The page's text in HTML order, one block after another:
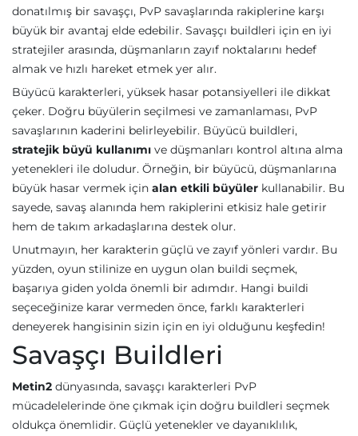
donatılmış bir savaşçı, PvP savaşlarında rakiplerine karşı
büyük bir avantaj elde edebilir. Savaşçı buildleri için en iyi
stratejiler arasında, düşmanların zayıf noktalarını hedef
almak ve hızlı hareket etmek yer alır.
Büyücü karakterleri, yüksek hasar potansiyelleri ile dikkat
çeker. Doğru büyülerin seçilmesi ve zamanlaması, PvP
savaşlarının kaderini belirleyebilir. Büyücü buildleri,
stratejik büyü kullanımı ve düşmanları kontrol altına alma
yetenekleri ile doludur. Örneğin, bir büyücü, düşmanlarına
büyük hasar vermek için alan etkili büyüler kullanabilir. Bu
sayede, savaş alanında hem rakiplerini etkisiz hale getirir
hem de takım arkadaşlarına destek olur.
Unutmayın, her karakterin güçlü ve zayıf yönleri vardır. Bu
yüzden, oyun stilinize en uygun olan buildi seçmek,
başarıya giden yolda önemli bir adımdır. Hangi buildi
seçeceğinize karar vermeden önce, farklı karakterleri
deneyerek hangisinin sizin için en iyi olduğunu keşfedin!
Savaşçı Buildleri
Metin2 dünyasında, savaşçı karakterleri PvP
mücadelelerinde öne çıkmak için doğru buildleri seçmek
oldukça önemlidir. Güçlü yetenekler ve dayanıklılık,